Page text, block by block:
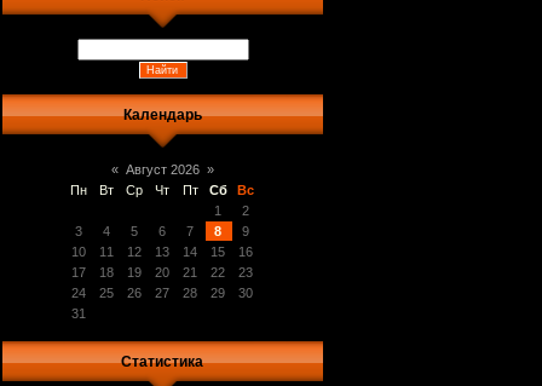
Календарь
« Август 2026 »
Пн
Вт Ср Чт Пт Сб
Вс
1
2
3
4 5 6 7 8
9
10
11 12 13 14 15
16
17
18 19 20 21 22
23
24
25 26 27 28 29
30
31
Статистика